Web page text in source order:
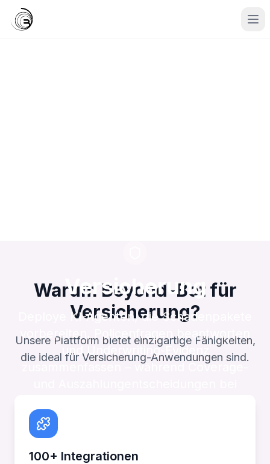
Versicherung
Deploye KI-Agenten, die Schadenpakete
vorbereiten, Policenfragen beantworten
und Underwriting-Evidenz
zusammenfassen – während Coverage-
Warum Beyond-Bot für
Versicherung?
Unsere Plattform bietet einzigartige Fähigkeiten,
die ideal für Versicherung-Anwendungen sind.
100+ Integrationen